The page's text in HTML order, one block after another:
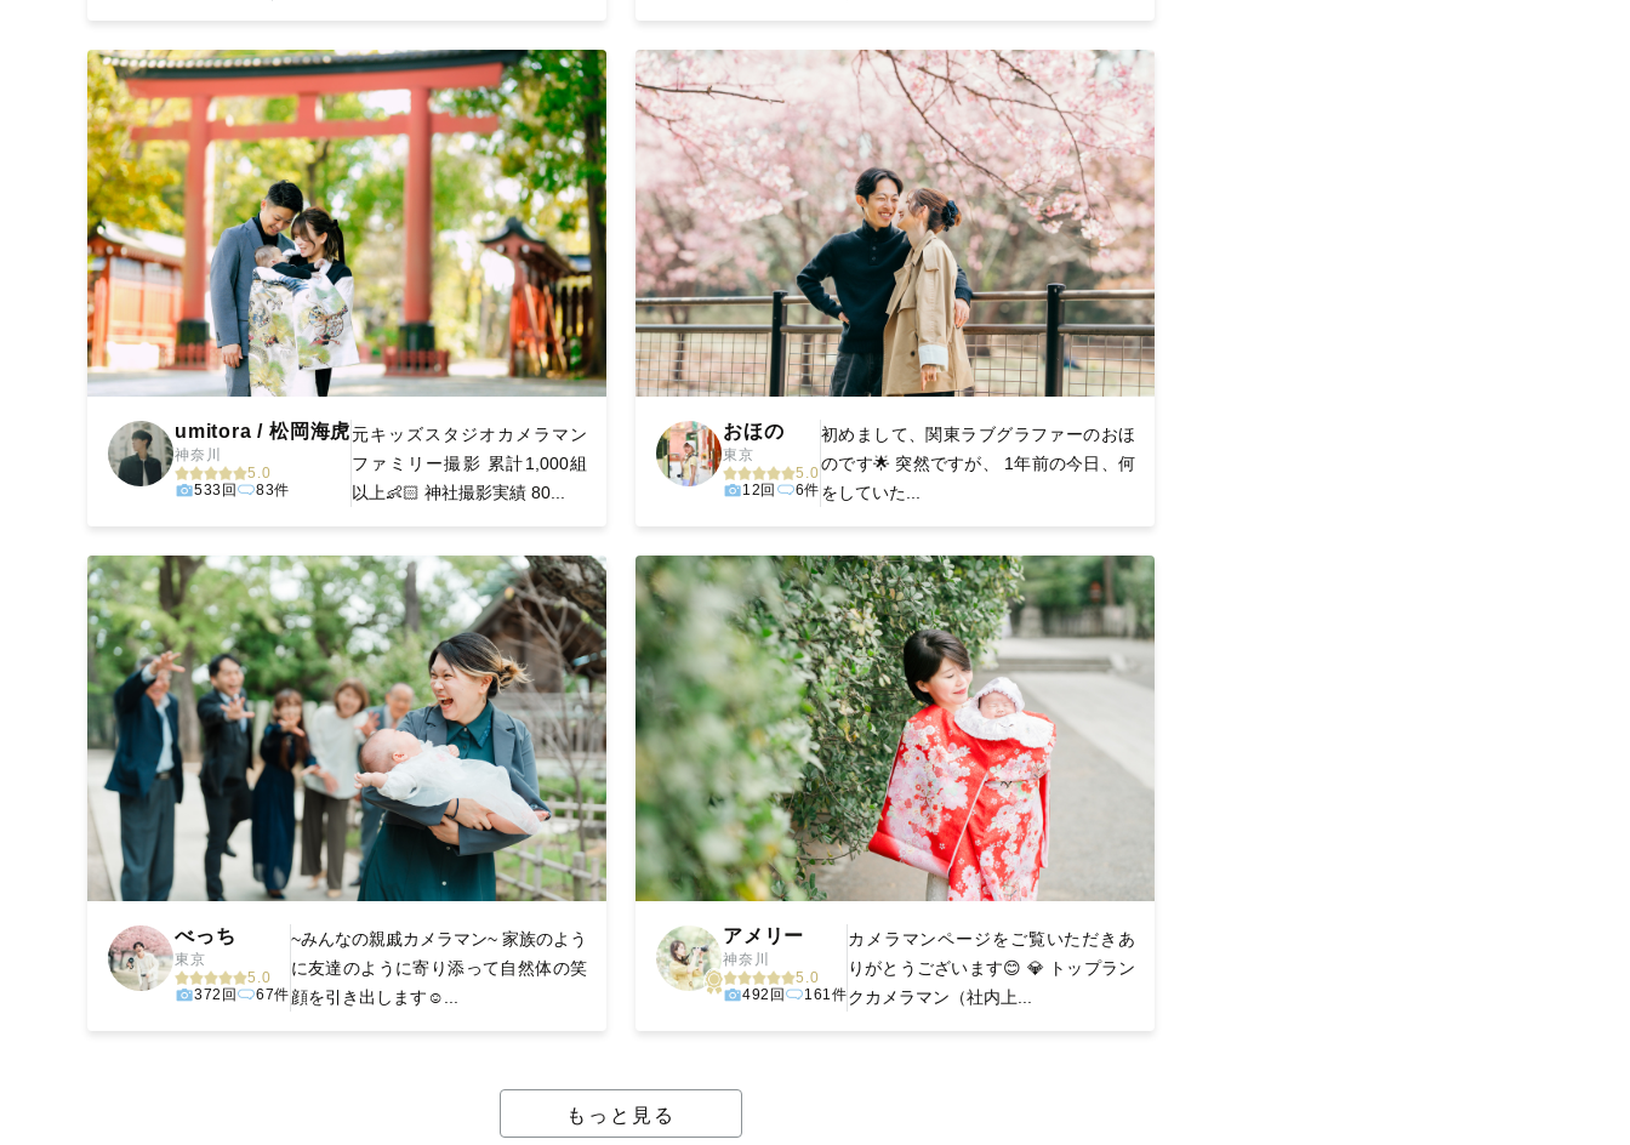
umitora / 松岡海虎
神奈川
5.0
533回
83件
元キッズスタジオカメラマン
ファミリー撮影 累計1,000組
以上👶🏻️ 神社撮影実績 80...
おほの
東京
5.0
12回
6件
初めまして、関東ラブグラファーのおほ
のです🌟 突然ですが、 1年前の今日、何
をしていた...
べっち
東京
5.0
372回
67件
~みんなの親戚カメラマン~ 家族のよう
に友達のように寄り添って自然体の笑
顔を引き出します☺️...
アメリー
神奈川
5.0
492回
161件
カメラマンページをご覧いただきあ
りがとうございます😊 💎 トップラン
クカメラマン（社内上...
もっと見る